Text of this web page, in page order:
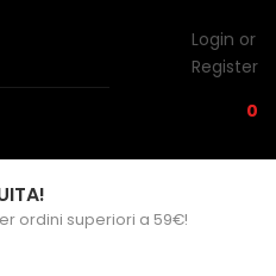
Login or
Register
0
ordini superiori a 59€!